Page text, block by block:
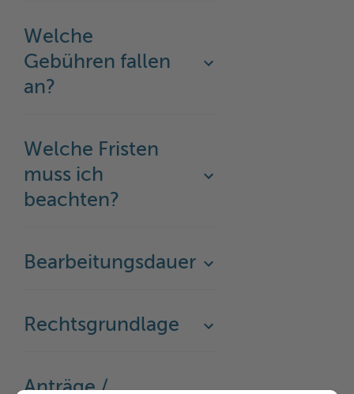
Welche
Gebühren fallen
an?
Welche Fristen
muss ich
beachten?
Bearbeitungsdauer
Rechtsgrundlage
Anträge /